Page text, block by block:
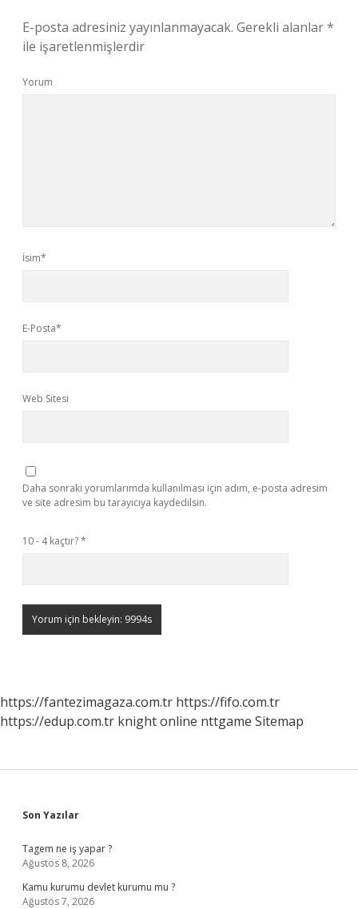
E-posta adresiniz yayınlanmayacak. Gerekli alanlar*
ile işaretlenmişlerdir
Yorum
İsim*
E-Posta*
Web Sitesi
Daha sonraki yorumlarımda kullanılması için adım, e-posta adresim
ve site adresim bu tarayıcıya kaydedilsin.
10 - 4 kaçtır?*
https://fantezimagaza.com.tr https://fifo.com.tr
https://edup.com.tr knight online nttgame Sitemap
Sidebar
Son Yazılar
Tagem ne iş yapar ?
Ağustos 8, 2026
Kamu kurumu devlet kurumu mu ?
Ağustos 7, 2026